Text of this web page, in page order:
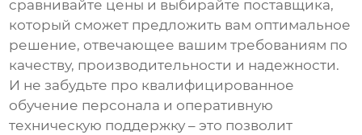
сравнивайте цены и выбирайте поставщика,
который сможет предложить вам оптимальное
решение, отвечающее вашим требованиям по
качеству, производительности и надежности.
И не забудьте про квалифицированное
обучение персонала и оперативную
техническую поддержку – это позволит